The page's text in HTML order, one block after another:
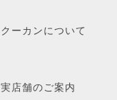
クーカンについて
実店舗のご案内